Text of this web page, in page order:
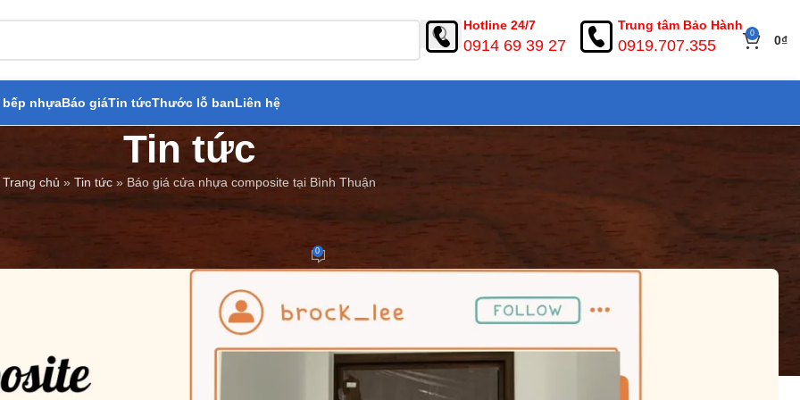
Hotline 24/7
0914 69 39 27
Trung tâm Bảo Hành
0919.707.355
0 0₫
bếp nhựaBáo giáTin tứcThước lỗ banLiên hệ
Tin tức
Trang chủ » Tin tức » Báo giá cửa nhựa composite tại Bình Thuận
cửa nhựa composite tại Bình Thuận
0